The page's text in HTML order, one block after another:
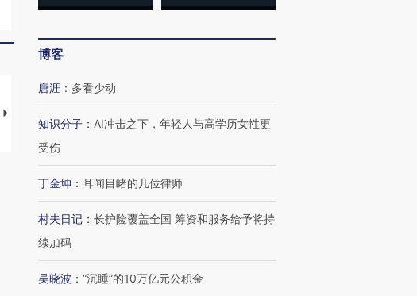
粒摇头丸 尿检体内含3种
度Z世代 用街头抗争将教
机”？难民潮撕裂西班牙
【推广】走进第四届链博
会，让数智科技“链”接产
【特别呈现】寻找100种
CFO：不靠规模取胜，华
博客
唐涯 ： 多看少动
知识分子 ： AI冲击之下，年轻人与高学历女性更
受伤
丁金坤 ： 耳闻目睹的几位律师
村夫日记 ： 长护险覆盖全国 筹资和服务给予将持
续加码
吴晓波 ： “沉睡”的10万亿元公积金